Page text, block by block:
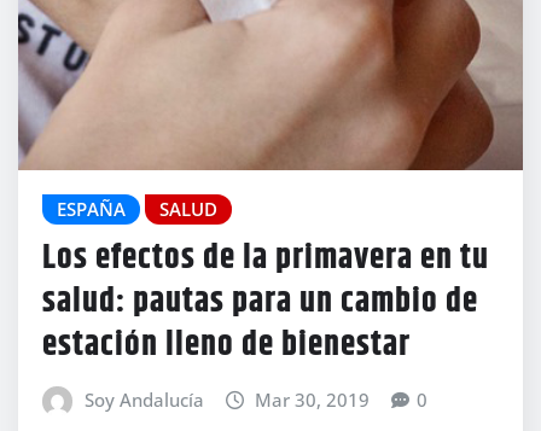
ESPAÑA SALUD
Los efectos de la primavera en tu
salud: pautas para un cambio de
estación lleno de bienestar
Soy Andalucía Mar 30, 2019 0